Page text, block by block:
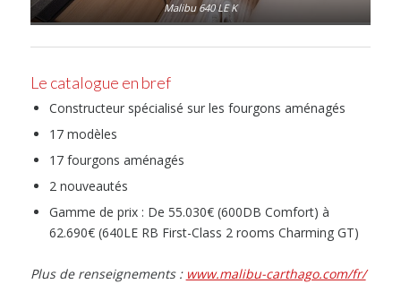
Malibu 640 LE K
Le catalogue en bref
Constructeur spécialisé sur les fourgons aménagés
17 modèles
17 fourgons aménagés
2 nouveautés
Gamme de prix : De 55.030€ (600DB Comfort) à
62.690€ (640LE RB First-Class 2 rooms Charming GT)
Plus de renseignements : www.malibu-carthago.com/fr/